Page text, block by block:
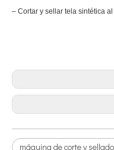
Actualmente, la
– Cortar y sellar tela sintética
máquina de corte y